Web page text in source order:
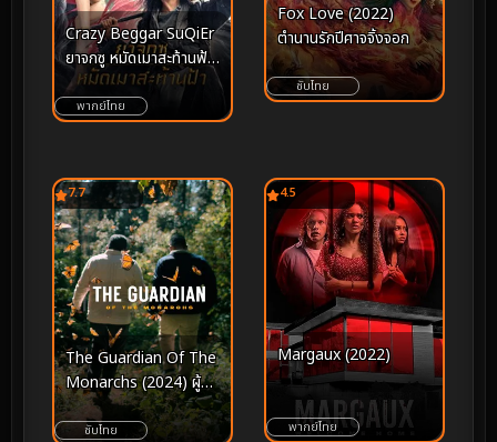
Crazy Beggar SuQiEr
ยาจกซู หมัดเมาสะท้านฟ้า
(2026)
พากย์ไทย
Fox Love (2022)
ตำนานรักปีศาจจิ้งจอก
ซับไทย
7.7
The Guardian Of The
Monarchs (2024) ผู้
พิทักษ์ผีเสื้อ
ซับไทย
4.5
Margaux (2022)
พากย์ไทย